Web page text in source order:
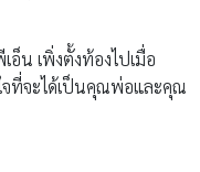
อ็น เพิ่งตั้งท้องไปเมื่อ
จที่จะได้เป็นคุณพ่อและคุณ